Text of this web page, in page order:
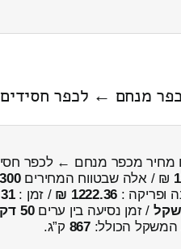
₪ / אלה שבטווח המחירים
ופריקה : 1222.36 ₪ / זמן :31 דקות 45 שניות
/ זמן נסיעה בין ערים50 דקות
הכולל:867 ק”ג.